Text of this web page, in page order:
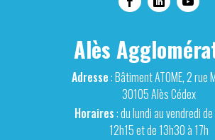
Alès
Adresse: Bâtiment ATOME, 2 rue
30105 Alès Cédex
Horaires: du lundi au vendredi
12h15 et de 13h30 à 17h